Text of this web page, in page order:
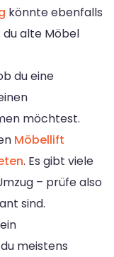
könnte ebenfalls
alte Möbel
du eine
möchtest.
Möbellift
. Es gibt viele
– prüfe also
sind.
meistens